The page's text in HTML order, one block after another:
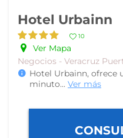
Hotel Urbainn
10
Ver Mapa
Negocios - Veracruz
Hotel Urbainn, ofrece
minuto... Ver más